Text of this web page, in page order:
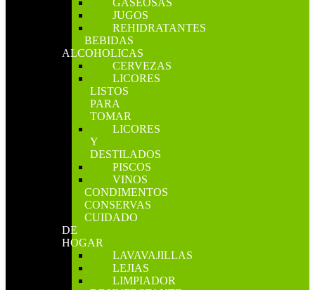
JUGOS
REHIDRATANTES
BEBIDAS
ALCOHOLICAS
CERVEZAS
LICORES
LISTOS
PARA
TOMAR
LICORES
Y
DESTILADOS
PISCOS
VINOS
CONDIMENTOS
CONSERVAS
CUIDADO
DE
HOGAR
LAVAVAJILLAS
LEJIAS
LIMPIADOR